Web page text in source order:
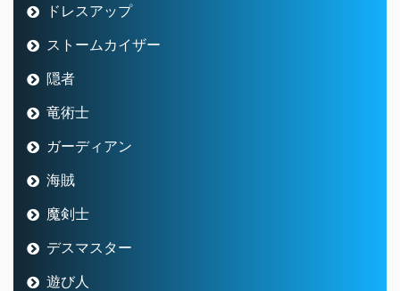
ドレスアップ
ストームカイザー
隠者
竜術士
ガーディアン
海賊
魔剣士
デスマスター
遊び人